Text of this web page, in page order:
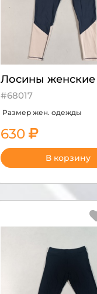
Лосины женские
#68017
Размер жен. одежды
630
В корзину